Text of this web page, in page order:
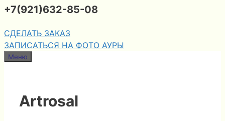
+7(921)632-85-08
СДЕЛАТЬ ЗАКАЗ
ЗАПИСАТЬСЯ НА ФОТО АУРЫ
Меню
Artrosal